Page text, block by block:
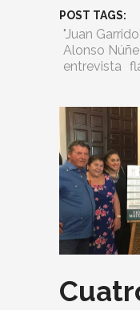
POST TAGS:
"Juan
Alonso
entrevista